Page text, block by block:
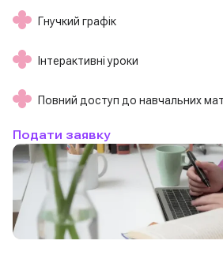
Гнучкий графік
Інтерактивні уроки
Повний доступ до навчальних
Подати заявку